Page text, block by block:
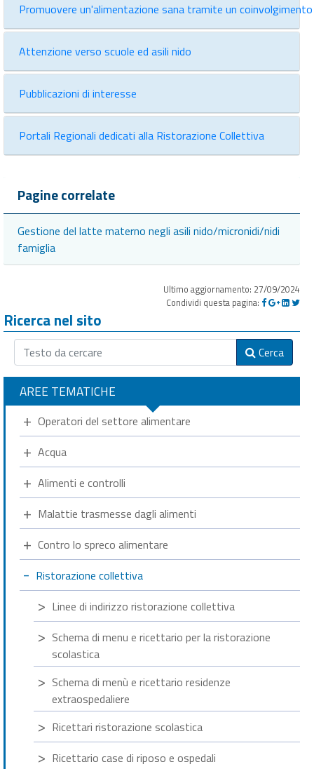
Promuovere un'alimentazione sana tramite un
Attenzione verso scuole ed asili nido
Pubblicazioni di interesse
Portali Regionali dedicati alla Ristorazione Collettiva
Pagine correlate
Gestione del latte materno negli asili nido/micronidi/nidi
famiglia
Ultimo aggiornamento: 27/09/2024
Condividi questa pagina:
Ricerca nel sito
Cerca
AREE TEMATICHE
Operatori del settore alimentare
Acqua
Alimenti e controlli
Malattie trasmesse dagli alimenti
Contro lo spreco alimentare
Ristorazione collettiva
Linee di indirizzo ristorazione collettiva
Schema di menu e ricettario per la ristorazione
scolastica
Schema di menù e ricettario residenze
extraospedaliere
Ricettari ristorazione scolastica
Ricettario case di riposo e ospedali